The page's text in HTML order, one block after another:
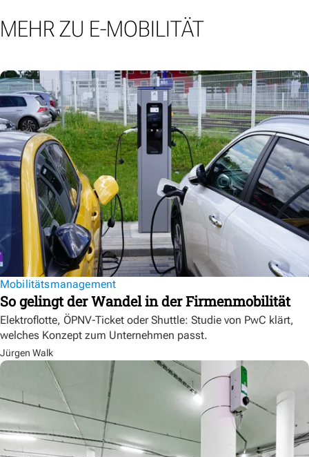
MEHR ZU E-MOBILITÄT
Mobilitätsmanagement
So gelingt der Wandel in der Firmenmobilität
Elektroflotte, ÖPNV-Ticket oder Shuttle: Studie von PwC klärt,
welches Konzept zum Unternehmen passt.
Jürgen Walk